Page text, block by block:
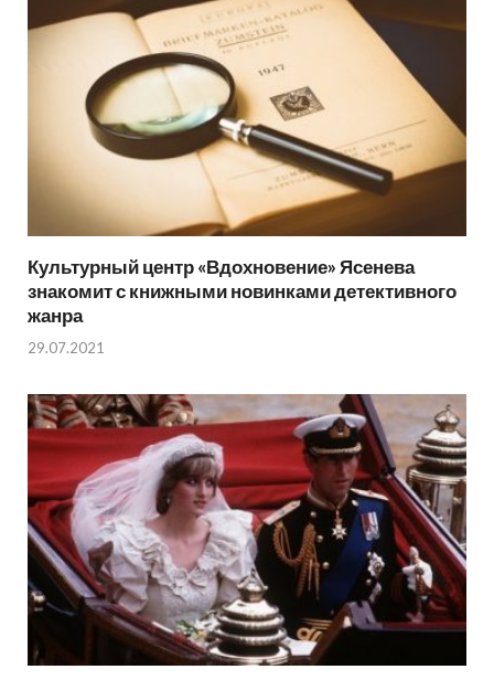
Культурный центр «Вдохновение» Ясенева
знакомит с книжными новинками детективного
жанра
29.07.2021